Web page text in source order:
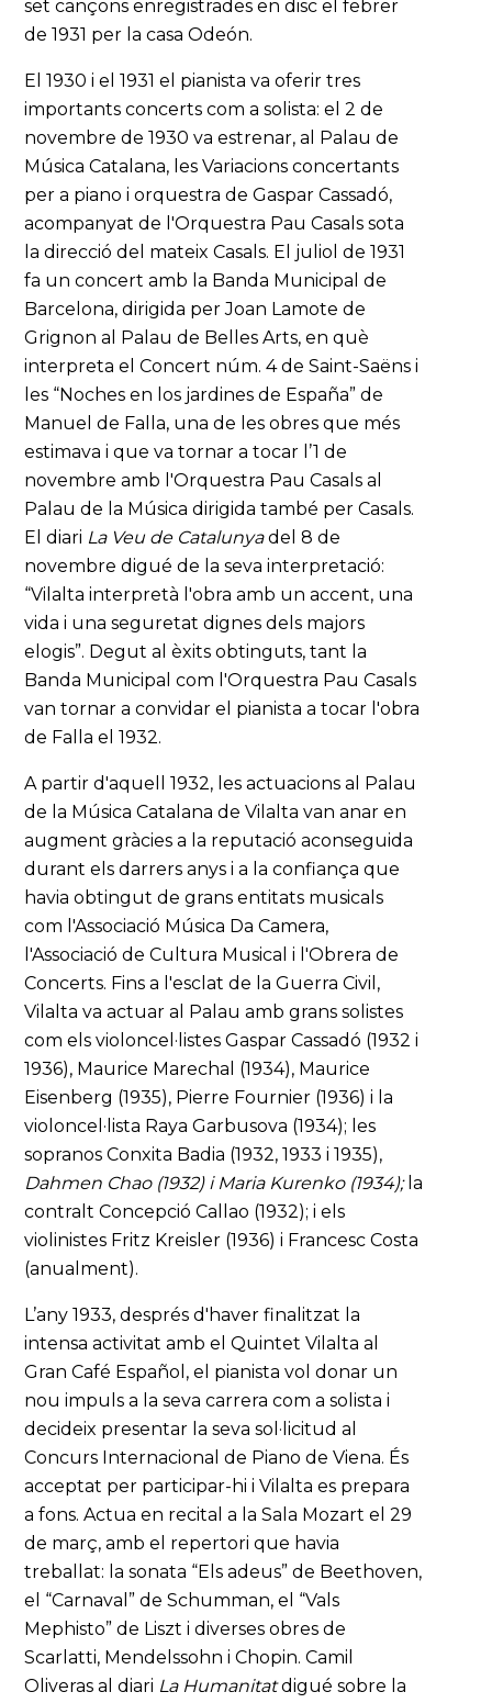
set cançons enregistrades en disc el febrer
de 1931 per la casa Odeón.
El 1930 i el 1931 el pianista va oferir tres
importants concerts com a solista: el 2 de
novembre de 1930 va estrenar, al Palau de
Música Catalana, les Variacions concertants
per a piano i orquestra de Gaspar Cassadó,
acompanyat de l'Orquestra Pau Casals sota
la direcció del mateix Casals. El juliol de 1931
fa un concert amb la Banda Municipal de
Barcelona, dirigida per Joan Lamote de
Grignon al Palau de Belles Arts, en què
interpreta el Concert núm. 4 de Saint-Saëns i
les “Noches en los jardines de España” de
Manuel de Falla, una de les obres que més
estimava i que va tornar a tocar l’1 de
novembre amb l'Orquestra Pau Casals al
Palau de la Música dirigida també per Casals.
El diari La Veu de Catalunyadel 8 de
novembre digué de la seva interpretació:
“Vilalta interpretà l'obra amb un accent, una
vida i una seguretat dignes dels majors
elogis”. Degut al èxits obtinguts, tant la
Banda Municipal com l'Orquestra Pau Casals
van tornar a convidar el pianista a tocar l'obra
de Falla el 1932.
A partir d'aquell 1932, les actuacions al Palau
de la Música Catalana de Vilalta van anar en
augment gràcies a la reputació aconseguida
durant els darrers anys i a la confiança que
havia obtingut de grans entitats musicals
com l'Associació Música Da Camera,
l'Associació de Cultura Musical i l'Obrera de
Concerts. Fins a l'esclat de la Guerra Civil,
Vilalta va actuar al Palau amb grans solistes
com els violoncel·listes Gaspar Cassadó (1932 i
1936), Maurice Marechal (1934), Maurice
Eisenberg (1935), Pierre Fournier (1936) i la
violoncel·lista Raya Garbusova (1934); les
sopranos Conxita Badia (1932, 1933 i 1935),
Dahmen Chao (1932) i Maria Kurenko (1934); la
contralt Concepció Callao (1932); i els
violinistes Fritz Kreisler (1936) i Francesc Costa
(anualment).
L’any 1933, després d'haver finalitzat la
intensa activitat amb el Quintet Vilalta al
Gran Café Español, el pianista vol donar un
nou impuls a la seva carrera com a solista i
decideix presentar la seva sol·licitud al
Concurs Internacional de Piano de Viena. És
acceptat per participar-hi i Vilalta es prepara
a fons. Actua en recital a la Sala Mozart el 29
de març, amb el repertori que havia
treballat: la sonata “Els adeus” de Beethoven,
el “Carnaval” de Schumman, el “Vals
Mephisto” de Liszt i diverses obres de
Scarlatti, Mendelssohn i Chopin. Camil
Oliveras al diari La Humanitatdigué sobre la